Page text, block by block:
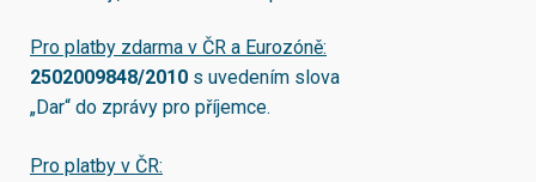
Pro platby zdarma v ČR a Eurozóně:
2502009848/2010 s uvedením slova
„Dar“ do zprávy pro příjemce.
Pro platby v ČR: